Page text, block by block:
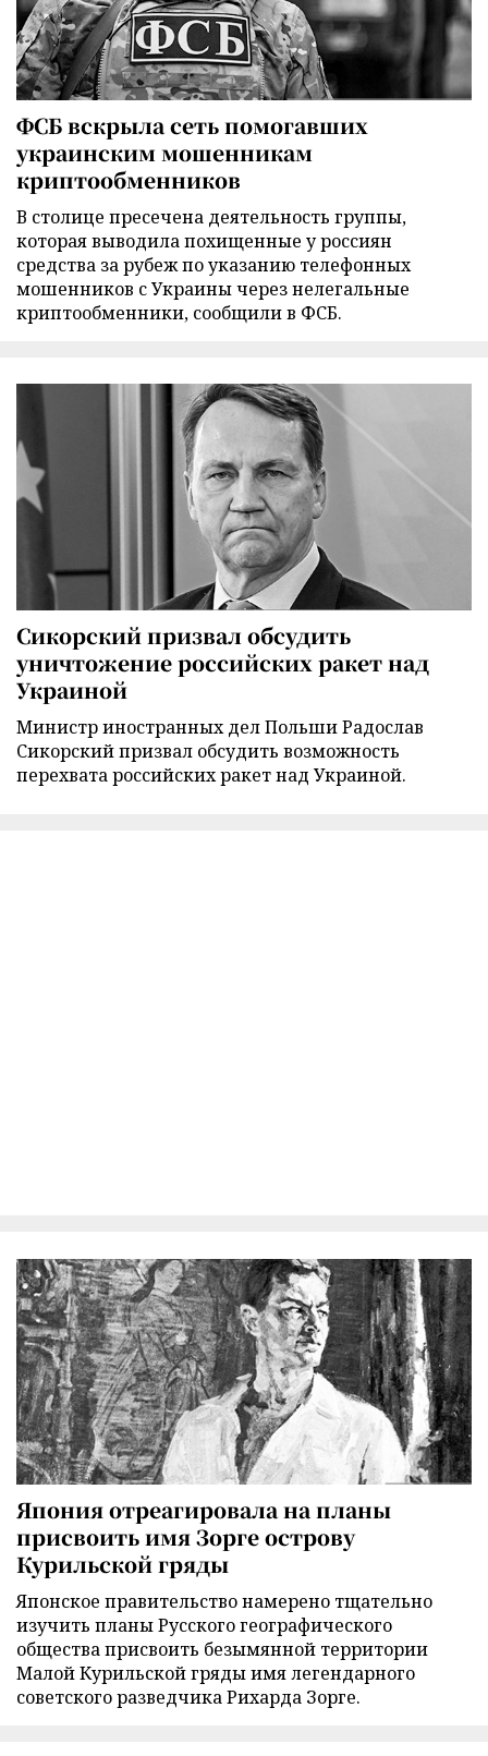
ФСБ вскрыла сеть помогавших
украинским мошенникам
криптообменников
В столице пресечена деятельность группы,
которая выводила похищенные у россиян
средства за рубеж по указанию телефонных
мошенников с Украины через нелегальные
криптообменники, сообщили в ФСБ.
Сикорский призвал обсудить
уничтожение российских ракет над
Украиной
Министр иностранных дел Польши Радослав
Сикорский призвал обсудить возможность
перехвата российских ракет над Украиной.
Япония отреагировала на планы
присвоить имя Зорге острову
Курильской гряды
Японское правительство намерено тщательно
изучить планы Русского географического
общества присвоить безымянной территории
Малой Курильской гряды имя легендарного
советского разведчика Рихарда Зорге.